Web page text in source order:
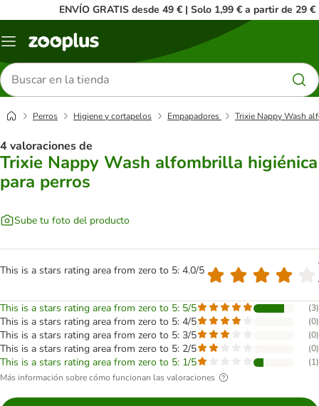
ENVÍO GRATIS desde 49 € | Solo 1,99 € a partir de 29 €
Menú
Buscar
productos
Perros Higiene y cortapelos Empapadores Trixie Nappy Wash
4 valoraciones de
Trixie Nappy Wash alfombrilla higiénica
para perros
Sube tu foto del producto
This is a stars rating area from zero to 5: 4.0/5
This is a stars rating area from zero to 5: 5/5 (3)
This is a stars rating area from zero to 5: 4/5 (0)
This is a stars rating area from zero to 5: 3/5 (0)
This is a stars rating area from zero to 5: 2/5 (0)
This is a stars rating area from zero to 5: 1/5 (1)
Más información sobre cómo funcionan las valoraciones